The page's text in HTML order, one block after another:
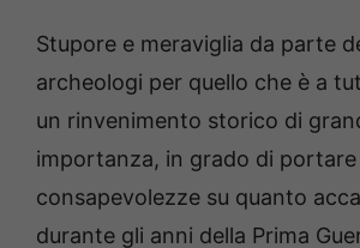
Stupore e meraviglia da parte
archeologi per quello che è a
un rinvenimento storico di
importanza, in grado di portare
consapevolezze su quanto
durante gli anni della Prima